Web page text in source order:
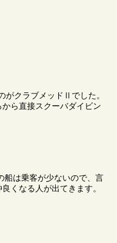
がクラブメッドⅡでした。
ら直接スクーバダイビン
は乗客が少ないので、言
くなる人が出てきます。